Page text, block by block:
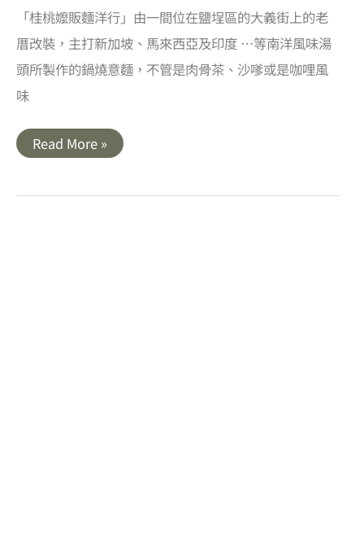
網
美
「桂桃嬤販麵洋行」由一間位在鹽埕區的大義街上的老
厝改裝，主打新加坡、馬來西亞及印度 …等南洋風味湯
頭所製作的鍋燒意麵，不管是肉骨茶、沙嗲或是咖哩風
味
桂
桃
麵
Read More »